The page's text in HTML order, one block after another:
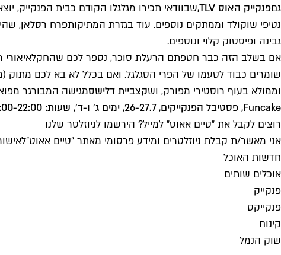
גםפנקייק האוס TLV,
שבוודאי תכירו מגלגלו הקודם כבית הפנקייק,
נטיפי שוקולד וממתקים נוספים. עוד בגזרת המתיקותפרח רסלאן,
גבינה ופיסטוק קלוי ונוספים.
אם בשלב הזה כבר חטפתם הרעלת סוכר, נספר לכם שהחקלאיאורי
שומרים כבוד לטעמו של הפרי הסגלגל. ואם בכלל לא בא לכם מתוק
וממולא בעוף רוסטירי מפורק, ושקצביית דלישסמגישה המבורגר
Funcake, פסטיבל הפנקייקים, 26-27.7, ימים ג' ו-ד', שעות: 17:00-22:00 שוק הנמל- האנגר 12, רחבה דרומית
רוצים לקבל את ״טיים אאוט״ למייל? הירשמו לניוזלטר שלנו
אני מאשר/ת קבלת ניוזלטרים ומידע פרסומי מאתר ״טיים אאוט״
חדשות האוכל
אוכלים שותים
פנקייק
פנקייקס
קינוח
שוק הנמל